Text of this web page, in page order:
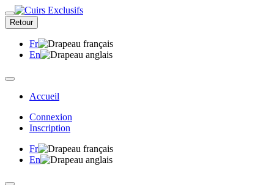
Retour
Fr
En
Accueil
Connexion
Inscription
Fr
En